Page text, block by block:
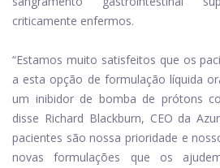
criticamente enfermos.
“Estamos muito satisfeitos que os
a esta opção de formulação líquida
um inibidor de bomba de prótons
disse Richard Blackburn, CEO da
pacientes são nossa prioridade e
novas formulações que os